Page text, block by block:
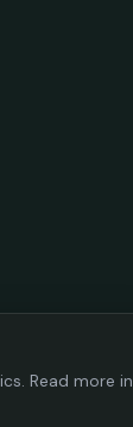
Read more in